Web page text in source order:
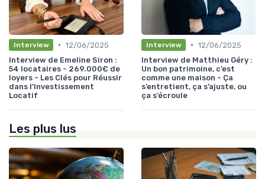
Interview • 12/06/2025
Interview de Emeline Siron :
54 locataires - 269.000€ de
loyers - Les Clés pour Réussir
dans l'Investissement
Locatif
Interview • 12/06/2025
Interview de Matthieu Géry :
Un bon patrimoine, c’est
comme une maison - Ça
s’entretient, ça s’ajuste, ou
ça s’écroule
Les plus lus